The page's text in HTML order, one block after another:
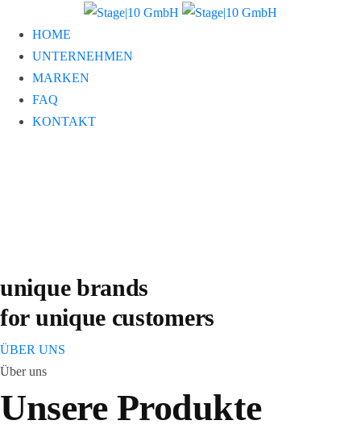
HOME
UNTERNEHMEN
MARKEN
FAQ
KONTAKT
unique brands
for unique customers
ÜBER UNS
Über uns
Unsere Produkte